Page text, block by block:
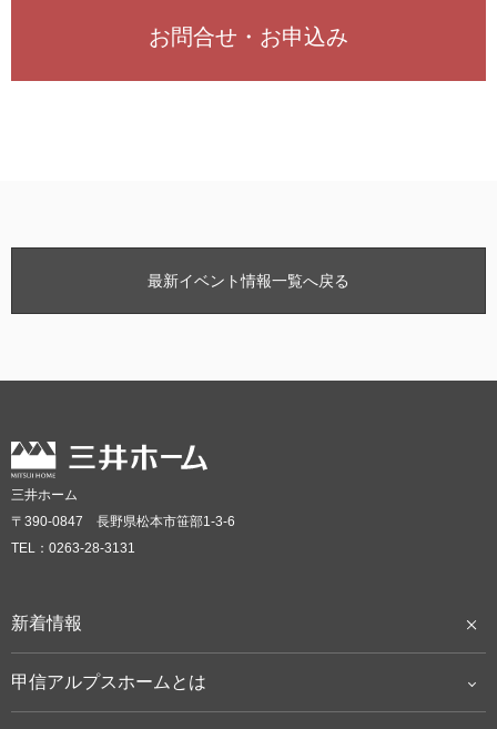
お問合せ・お申込み
最新イベント情報一覧へ戻る
三井ホーム
〒390-0847 長野県松本市笹部1-3-6
TEL：0263-28-3131
新着情報
甲信アルプスホームとは